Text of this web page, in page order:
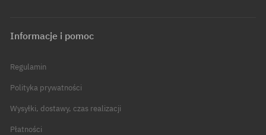
Informacje i pomoc
Regulamin
Polityka prywatności
Wysyłki, dostawy, czas realizacji
Płatności